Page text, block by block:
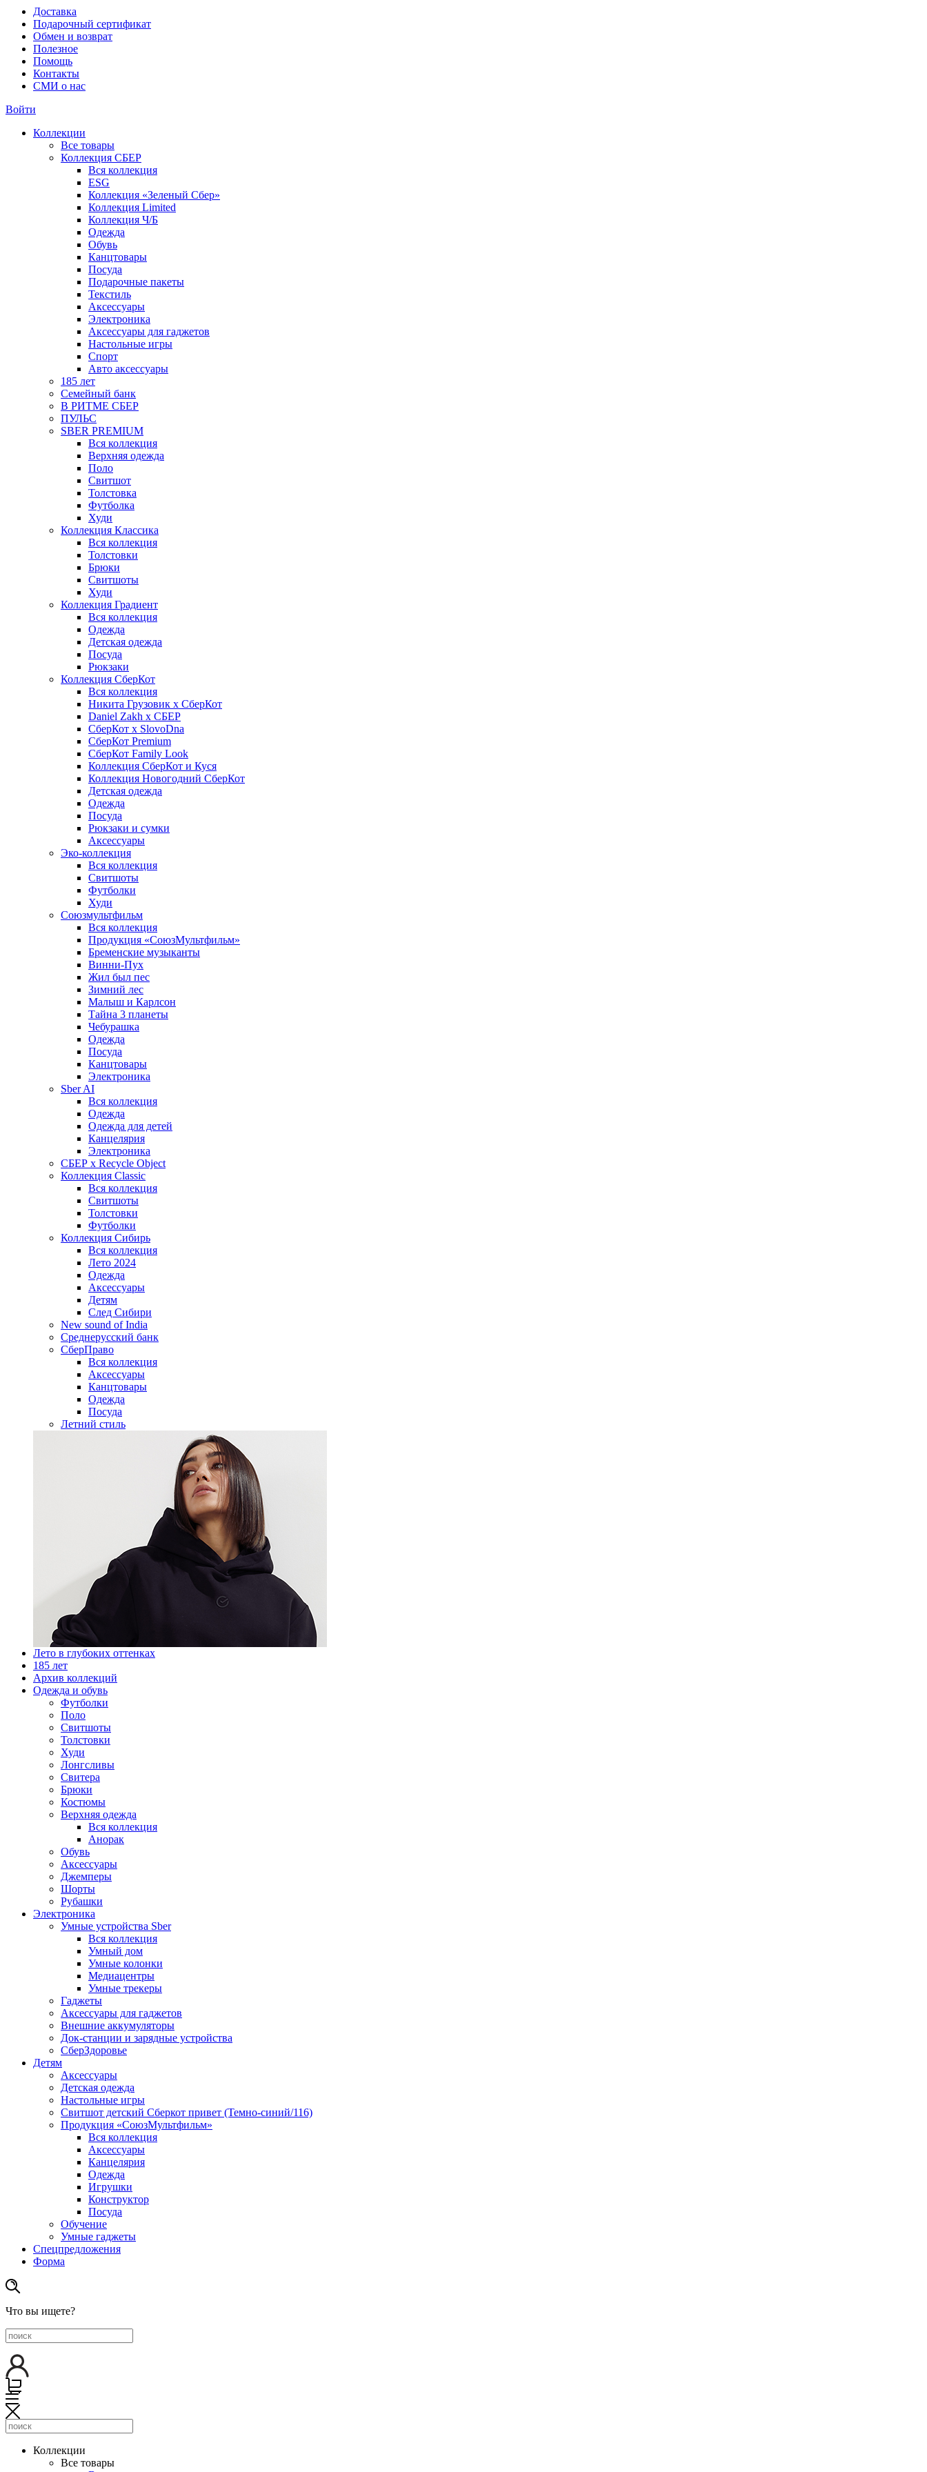
Доставка
Подарочный сертификат
Обмен и возврат
Полезное
Помощь
Контакты
СМИ о нас
Войти
Коллекции
Все товары
Коллекция СБЕР
Вся коллекция
ESG
Коллекция «Зеленый Сбер»
Коллекция Limited
Коллекция Ч/Б
Одежда
Обувь
Канцтовары
Посуда
Подарочные пакеты
Текстиль
Аксессуары
Электроника
Аксессуары для гаджетов
Настольные игры
Спорт
Авто аксессуары
185 лет
Семейный банк
В РИТМЕ СБЕР
ПУЛЬС
SBER PREMIUM
Вся коллекция
Верхняя одежда
Поло
Свитшот
Толстовка
Футболка
Худи
Коллекция Классика
Вся коллекция
Толстовки
Брюки
Свитшоты
Худи
Коллекция Градиент
Вся коллекция
Одежда
Детская одежда
Посуда
Рюкзаки
Коллекция СберКот
Вся коллекция
Никита Грузовик х СберКот
Daniel Zakh x СБЕР
СберКот x SlovoDna
СберКот Premium
СберКот Family Look
Коллекция СберКот и Куся
Коллекция Новогодний СберКот
Детская одежда
Одежда
Посуда
Рюкзаки и сумки
Аксессуары
Эко-коллекция
Вся коллекция
Свитшоты
Футболки
Худи
Союзмультфильм
Вся коллекция
Продукция «СоюзМультфильм»
Бременские музыканты
Винни-Пух
Жил был пес
Зимний лес
Малыш и Карлсон
Тайна 3 планеты
Чебурашка
Одежда
Посуда
Канцтовары
Электроника
Sber AI
Вся коллекция
Одежда
Одежда для детей
Канцелярия
Электроника
СБЕР x Recycle Object
Коллекция Classic
Вся коллекция
Свитшоты
Толстовки
Футболки
Коллекция Сибирь
Вся коллекция
Лето 2024
Одежда
Аксессуары
Детям
След Сибири
New sound of India
Среднерусский банк
СберПраво
Вся коллекция
Аксессуары
Канцтовары
Одежда
Посуда
Летний стиль
Лето в глубоких оттенках
185 лет
Архив коллекций
Одежда и обувь
Футболки
Поло
Свитшоты
Толстовки
Худи
Лонгсливы
Свитера
Брюки
Костюмы
Верхняя одежда
Вся коллекция
Анорак
Обувь
Аксессуары
Джемперы
Шорты
Рубашки
Электроника
Умные устройства Sber
Вся коллекция
Умный дом
Умные колонки
Медиацентры
Умные трекеры
Гаджеты
Аксессуары для гаджетов
Внешние аккумуляторы
Док-станции и зарядные устройства
СберЗдоровье
Детям
Аксессуары
Детская одежда
Настольные игры
Свитшот детский Сберкот привет (Темно-синий/116)
Продукция «СоюзМультфильм»
Вся коллекция
Аксессуары
Канцелярия
Одежда
Игрушки
Конструктор
Посуда
Обучение
Умные гаджеты
Спецпредложения
Форма
Что вы ищете?
Коллекции
Все товары